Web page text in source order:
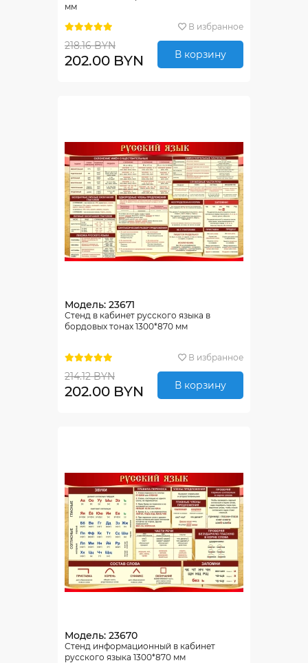
мм
В избранное
218.16 BYN
202.00 BYN В корзину
Модель: 23671
Стенд в кабинет русского языка в
бордовых тонах 1300*870 мм
В избранное
214.12 BYN
202.00 BYN В корзину
Модель: 23670
Стенд информационный в кабинет
русского языка 1300*870 мм